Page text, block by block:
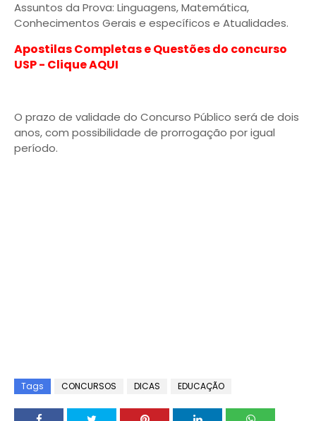
Assuntos da Prova: Linguagens, Matemática,
Conhecimentos Gerais e específicos e Atualidades.
Apostilas Completas e Questões do concurso
USP - Clique AQUI
O prazo de validade do Concurso Público será de dois
anos, com possibilidade de prorrogação por igual
período.
Tags CONCURSOS DICAS EDUCAÇÃO